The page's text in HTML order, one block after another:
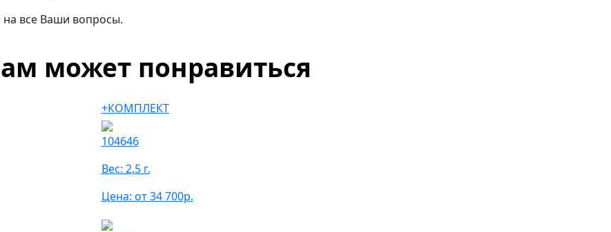
все Ваши вопросы.
может понравиться
+КОМПЛЕКТ
104646
Вес: 2,5 г.
Цена: от 34 700р.